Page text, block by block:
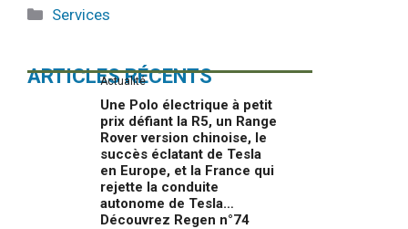
Catégories
Services
ARTICLES RÉCENTS
Actualité
Une Polo électrique à petit
prix défiant la R5, un Range
Rover version chinoise, le
succès éclatant de Tesla
en Europe, et la France qui
rejette la conduite
autonome de Tesla…
Découvrez Regen n°74